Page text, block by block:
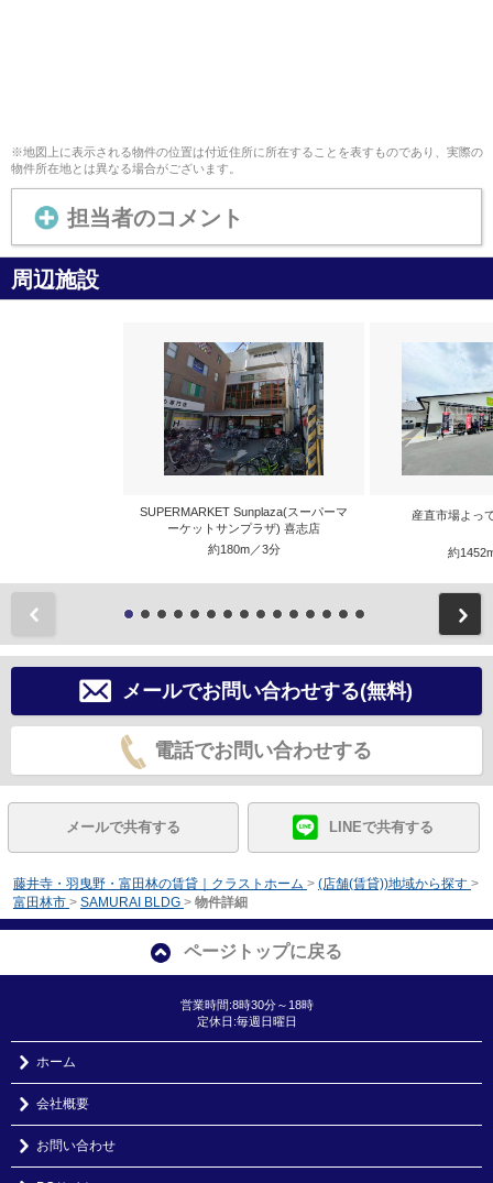
※地図上に表示される物件の位置は付近住所に所在することを表すものであり、実際の
物件所在地とは異なる場合がございます。
担当者のコメント
周辺施設
SUPERMARKET Sunplaza(スーパーマ
ーケットサンプラザ) 喜志店
約180m／3分
産直市場よっ
約
メールでお問い合わせする(無料)
電話でお問い合わせする
メールで共有する LINEで共有する
藤井寺・羽曳野・富田林の賃貸｜クラストホーム > (店舗(賃貸))地域から探す >
富田林市 > SAMURAI BLDG > 物件詳細
ページトップに戻る
営業時間:8時30分～18時
定休日:毎週日曜日
ホーム
会社概要
お問い合わせ